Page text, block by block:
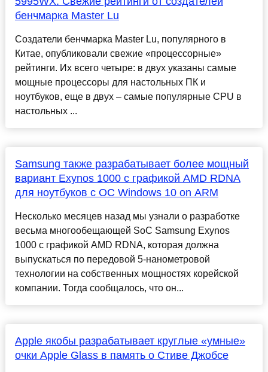
бенчмарка Master Lu
Создатели бенчмарка Master Lu, популярного в
Китае, опубликовали свежие «процессорные»
рейтинги. Их всего четыре: в двух указаны самые
мощные процессоры для настольных ПК и
ноутбуков, еще в двух – самые популярные CPU в
настольных ...
Samsung также разрабатывает более мощный
вариант Exynos 1000 с графикой AMD RDNA
для ноутбуков с ОС Windows 10 on ARM
Несколько месяцев назад мы узнали о разработке
весьма многообещающей SoC Samsung Exynos
1000 с графикой AMD RDNA, которая должна
выпускаться по передовой 5-нанометровой
технологии на собственных мощностях корейской
компании. Тогда сообщалось, что он...
Apple якобы разрабатывает круглые «умные»
очки Apple Glass в память о Стиве Джобсе